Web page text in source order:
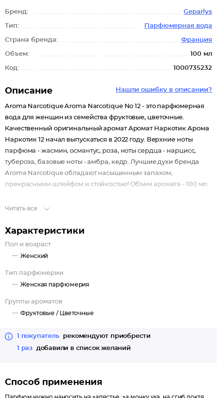
Бренд: Geparlys
Тип: Парфюмерная вода
Страна бренда: Франция
Объем: 100 мл
Код: 1000735232
Нашли ошибку в описании?
Описание
Aroma Narcotique Aroma Narcotique No 12 - это парфюмерная
вода для женщин из семейства фруктовые, цветочные.
Качественный оригинальный аромат Аромат Наркотик Арома
Наркотик 12 начал выпускаться в 2022 году. Верхние ноты
парфюма - жасмин, османтус, роза, ноты сердца - нарцисс,
тубероза, базовые ноты - амбра, кедр. Лучшие духи бренда
Aroma Narcotique обладают насыщенным запахом,
прекрасными шлейфом и стойкостью! Объем аромата - 100 мл.
Читать все
Характеристики
Пол и возраст
Женский
Тип парфюмерии
Женская парфюмерия
Группы ароматов
Фруктовые / Цветочные
1 покупатель
рекомендуют приобрести
1 раз
добавили в список желаний
Способ применения